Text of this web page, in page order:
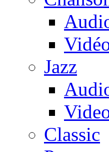
Jazz
Classic